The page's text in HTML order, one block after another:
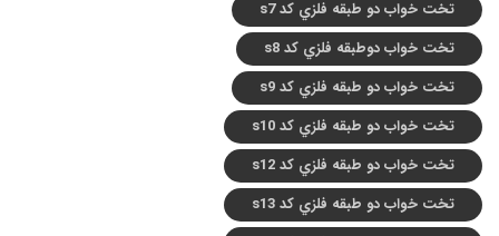
تخت خواب دو طبقه فلزي کد s7
تخت خواب دوطبقه فلزي کد s8
تخت خواب دو طبقه فلزي کد s9
تخت خواب دو طبقه فلزي کد s10
تخت خواب دو طبقه فلزي کد s12
تخت خواب دو طبقه فلزي کد s13